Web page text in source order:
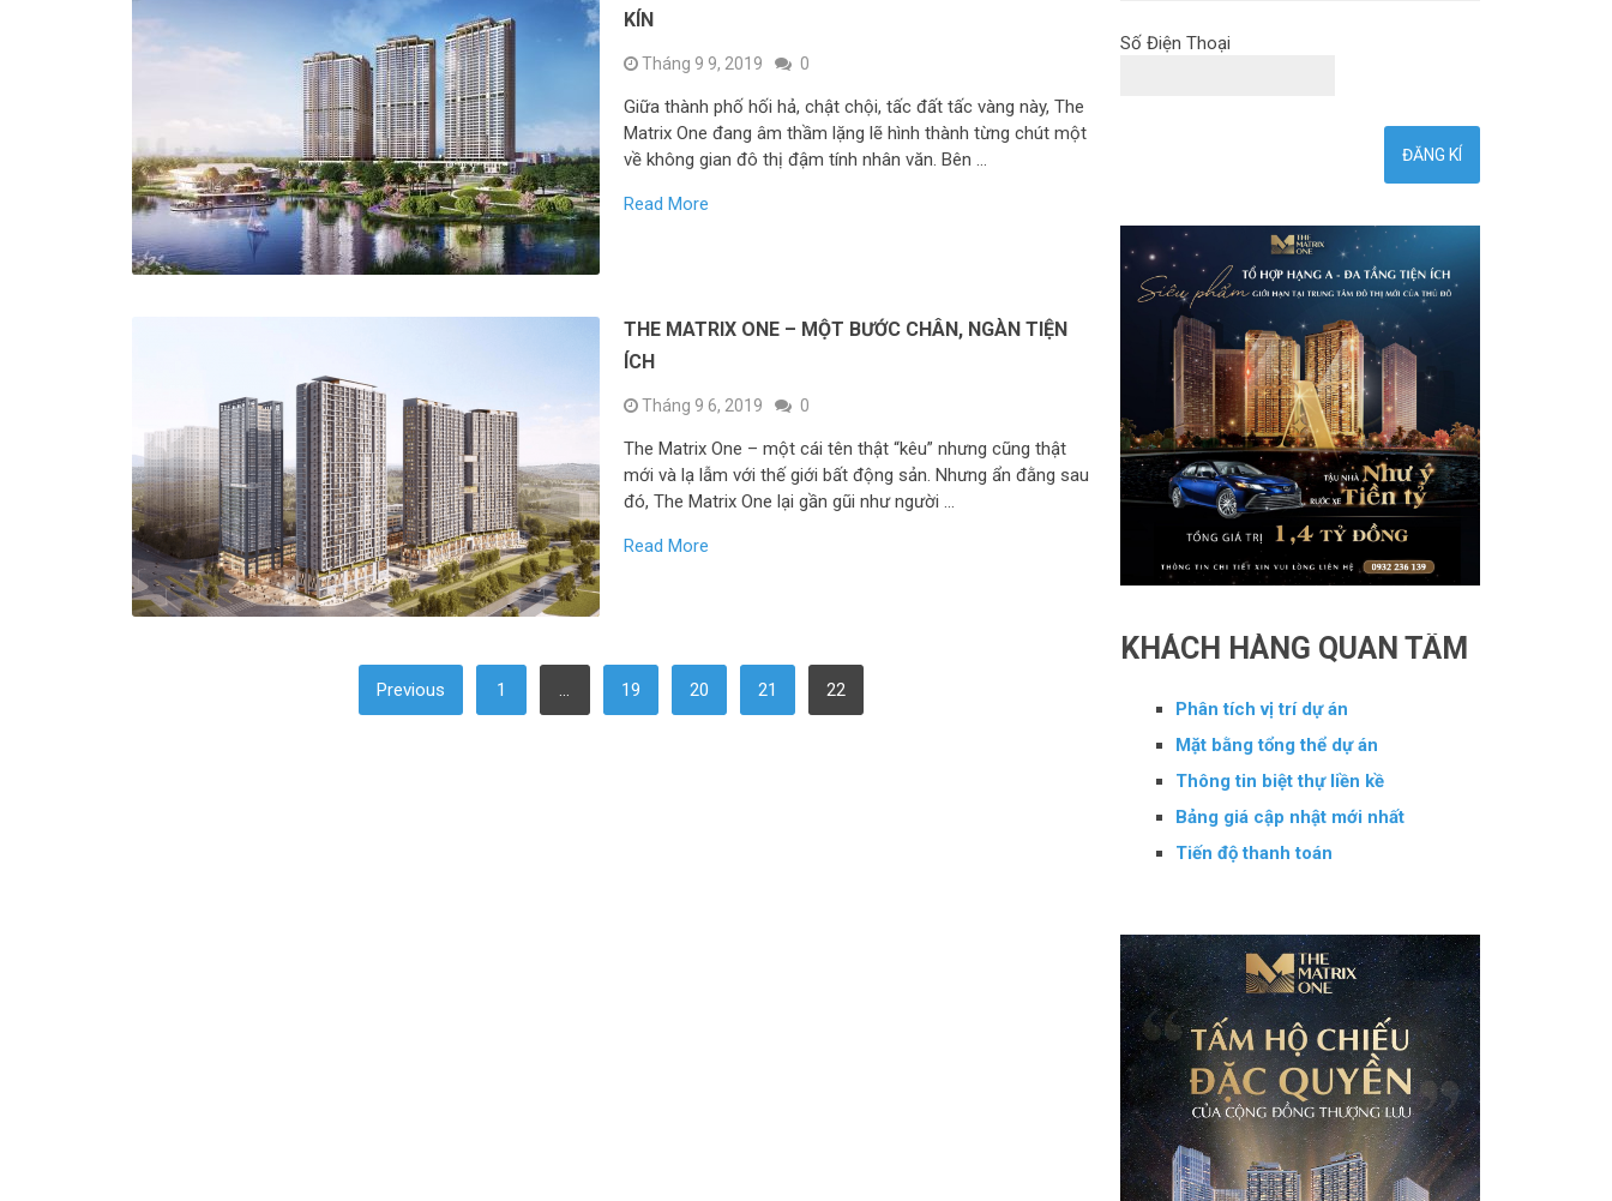
KÍN
Tháng 9 9, 2019 0
Giữa thành phố hối hả, chật chội, tấc đất tấc vàng này, The
Matrix One đang âm thầm lặng lẽ hình thành từng chút một
về không gian đô thị đậm tính nhân văn. Bên …
Read More
THE MATRIX ONE – MỘT BƯỚC CHÂN, NGÀN TIỆN
ÍCH
Tháng 9 6, 2019 0
The Matrix One – một cái tên thật “kêu” nhưng cũng thật
mới và lạ lẫm với thế giới bất động sản. Nhưng ẩn đằng sau
đó, The Matrix One lại gần gũi như người …
Read More
Previous 1 … 19 20 21 22
Số Điện Thoại
KHÁCH HÀNG QUAN TÂM
Phân tích vị trí dự án
Mặt bằng tổng thể dự án
Thông tin biệt thự liền kề
Bảng giá cập nhật mới nhất
Tiến độ thanh toán